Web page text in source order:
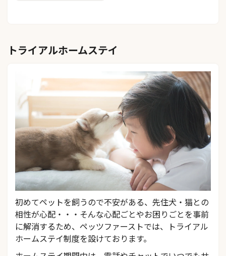
トライアルホームステイ
初めてペットを飼うので不安がある、先住犬・猫との
相性が心配・・・そんな心配ごとやお困りごとを事前
に解消するため、ペッツファーストでは、トライアル
ホームステイ制度を設けております。